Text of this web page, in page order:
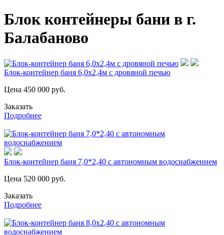
Блок контейнеры бани в г.
Балабаново
Блок-контейнер баня 6,0х2,4м с дровяной печью
Цена 450 000 руб.
Заказать
Подробнее
Блок-контейнер баня 7,0*2,40 с автономным водоснабжением
Цена 520 000 руб.
Заказать
Подробнее